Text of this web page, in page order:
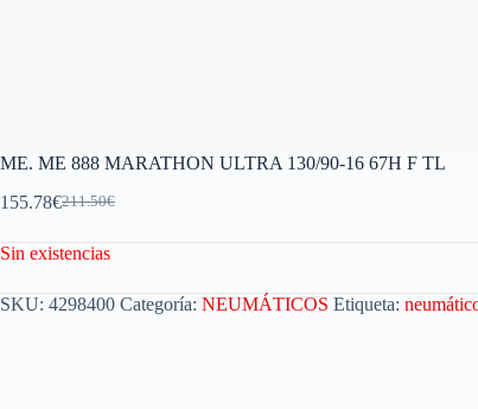
ME. ME 888 MARATHON ULTRA 130/90-16 67H F TL
211.50€
155.78€
Sin existencias
SKU: 4298400 Categoría: NEUMÁTICOS Etiqueta: